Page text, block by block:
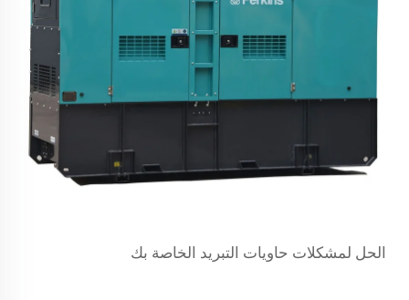
الحل لمشكلات حاويات التبريد الخاصة بك